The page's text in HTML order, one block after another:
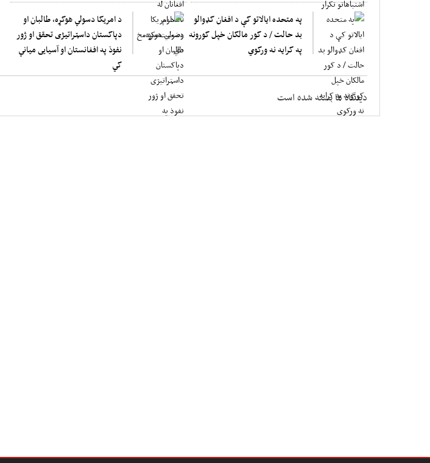
په متحده ایالاتو کې د افغان کډوالو
بد حالت / د کور مالکان خپل کورونه
په کرایه نه ورکوي
د امريکا دسولي هوکړه، طالبان او
دپاکستان داسټراتيژى تحقق او ژور
نفوذ په افغانستان او آسيايى مياني
کي
دیدگاه ها بسته شده است